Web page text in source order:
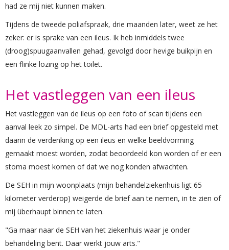
had ze mij niet kunnen maken.
Tijdens de tweede poliafspraak, drie maanden later, weet ze het
zeker: er is sprake van een ileus. Ik heb inmiddels twee
(droog)spuugaanvallen gehad, gevolgd door hevige buikpijn en
een flinke lozing op het toilet.
Het vastleggen van een ileus
Het vastleggen van de ileus op een foto of scan tijdens een
aanval leek zo simpel. De MDL-arts had een brief opgesteld met
daarin de verdenking op een ileus en welke beeldvorming
gemaakt moest worden, zodat beoordeeld kon worden of er een
stoma moest komen of dat we nog konden afwachten.
De SEH in mijn woonplaats (mijn behandelziekenhuis ligt 65
kilometer verderop) weigerde de brief aan te nemen, in te zien of
mij überhaupt binnen te laten.
"Ga maar naar de SEH van het ziekenhuis waar je onder
behandeling bent. Daar werkt jouw arts."